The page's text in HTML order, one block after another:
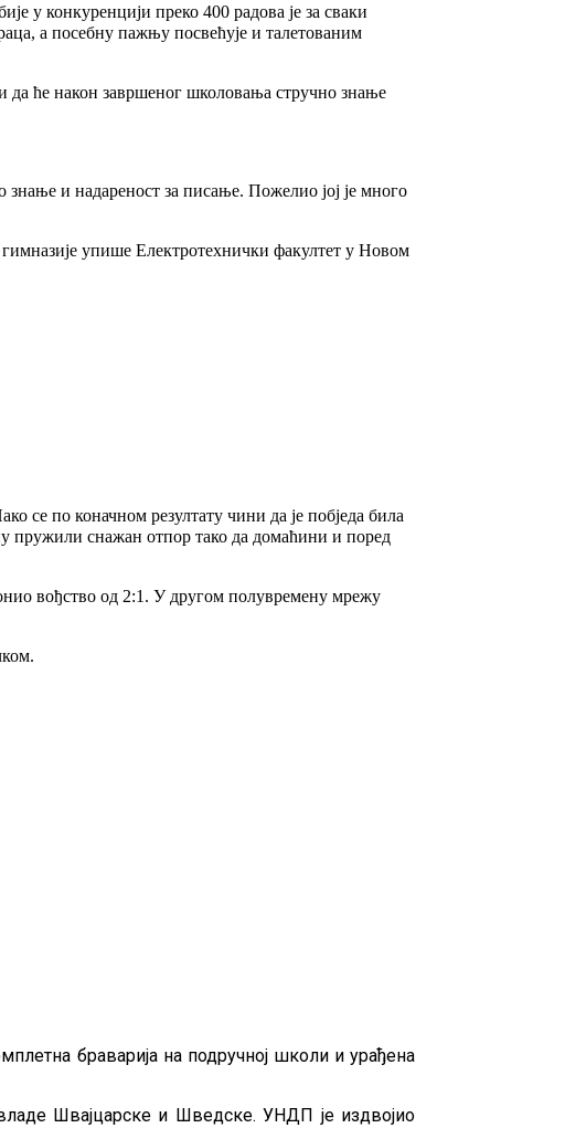
у конкуренцији преко 400 радова је за сваки
а посебну пажњу посвећује и талетованим
да ће након завршеног школовања стручно знање
и надареност за писање. Пожелио јој је много
упише Електротехнички факултет у Новом
по коначном резултату чини да је побједа била
пружили снажан отпор тако да домаћини и поред
вођство од 2:1. У другом полувремену мрежу
браварија на подручној школи и урађена
Швајцарске и Шведске. УНДП је издвојио